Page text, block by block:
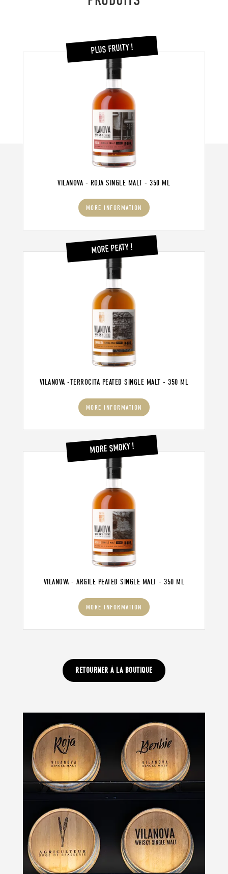
PLUS FRUITY !
VILANOVA - ROJA SINGLE MALT - 350 ML
MORE INFORMATION
MORE PEATY !
VILANOVA -TERROCITA PEATED SINGLE MALT - 350 ML
MORE INFORMATION
MORE SMOKY !
VILANOVA - ARGILE PEATED SINGLE MALT - 350 ML
MORE INFORMATION
RETOURNER À LA BOUTIQUE